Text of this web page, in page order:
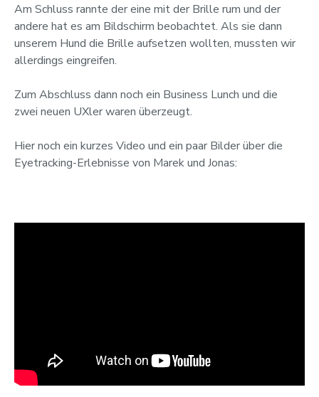
Am Schluss rannte der eine mit der Brille rum und der
andere hat es am Bildschirm beobachtet. Als sie dann
unserem Hund die Brille aufsetzen wollten, mussten wir
allerdings eingreifen.
Zum Abschluss dann noch ein Business Lunch und die
zwei neuen UXler waren überzeugt.
Hier noch ein kurzes Video und ein paar Bilder über die
Eyetracking-Erlebnisse von Marek und Jonas: